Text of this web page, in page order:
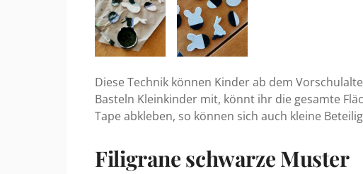
Diese Technik können Kinder ab dem
Basteln Kleinkinder mit, könnt ihr die gesamte
Tape abkleben, so können sich auch kleine
Filigrane schwarze Muster